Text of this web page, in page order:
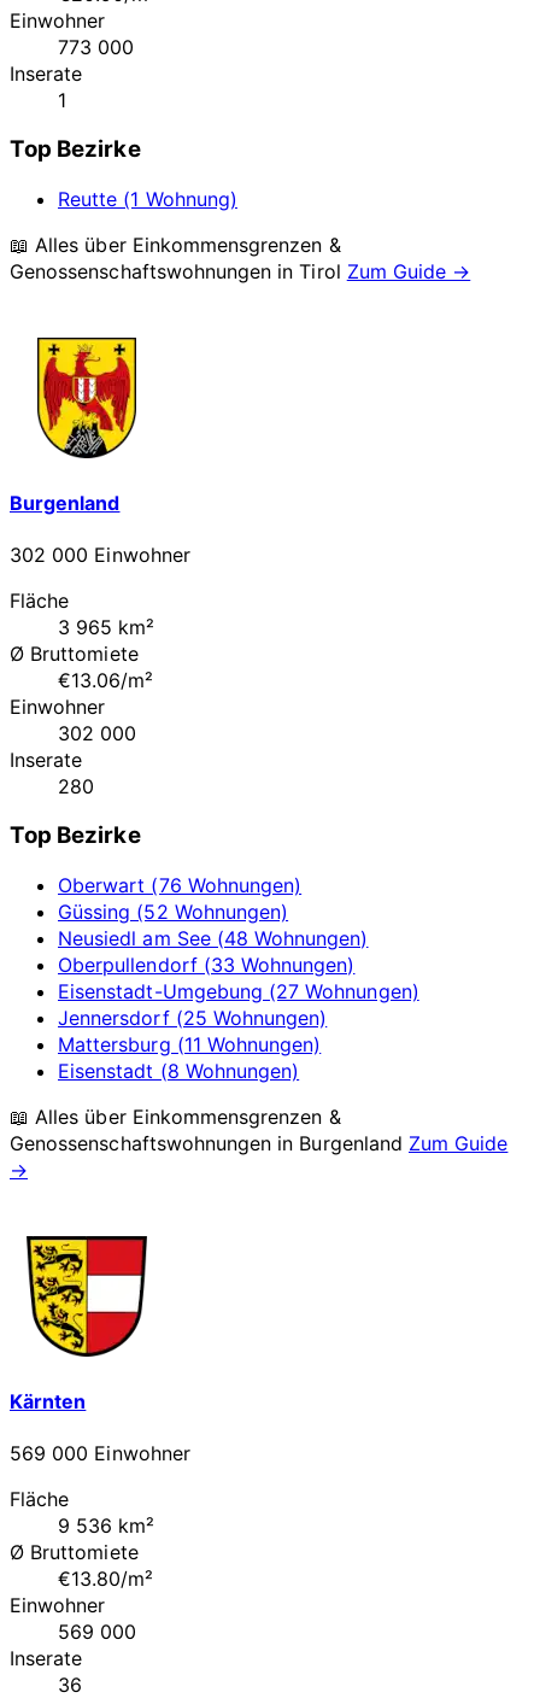
Einwohner
773 000
Inserate
1
Top Bezirke
Reutte (1 Wohnung)
📖 Alles über Einkommensgrenzen &
Genossenschaftswohnungen inTirol Zum Guide →
Burgenland
302 000 Einwohner
Fläche
3 965 km²
Ø Bruttomiete
€13.06/m²
Einwohner
302 000
Inserate
280
Top Bezirke
Oberwart (76 Wohnungen)
Güssing (52 Wohnungen)
Neusiedl am See (48 Wohnungen)
Oberpullendorf (33 Wohnungen)
Eisenstadt-Umgebung (27 Wohnungen)
Jennersdorf (25 Wohnungen)
Mattersburg (11 Wohnungen)
Eisenstadt (8 Wohnungen)
📖 Alles über Einkommensgrenzen &
Genossenschaftswohnungen in Burgenland Zum Guide
→
Kärnten
569 000 Einwohner
Fläche
9 536 km²
Ø Bruttomiete
€13.80/m²
Einwohner
569 000
Inserate
36